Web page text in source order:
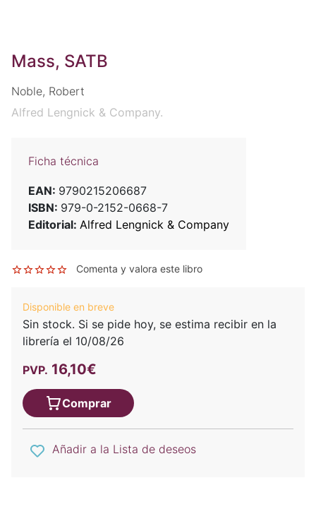
Mass, SATB
Noble, Robert
Alfred Lengnick & Company.
Ficha técnica
EAN: 9790215206687
ISBN: 979-0-2152-0668-7
Editorial: Alfred Lengnick & Company
Comenta y valora este libro
Disponible en breve
Sin stock. Si se pide hoy, se estima recibir en la
librería el 10/08/26
PVP. 16,10€
Comprar
Añadir a la Lista de deseos